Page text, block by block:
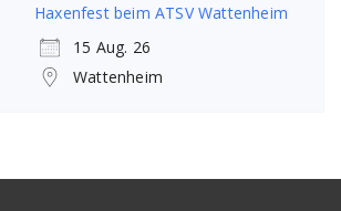
Haxenfest beim ATSV Wattenheim
15 Aug. 26
Wattenheim